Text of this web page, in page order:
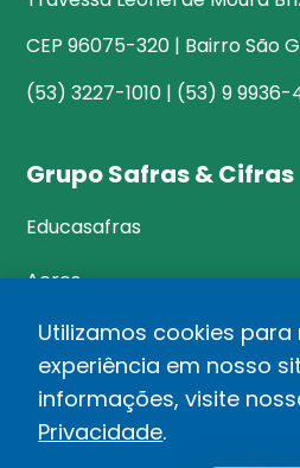
CEP 96075-320 | Bairro São
(53) 3227-1010 | (53) 9 9936-
Grupo Safras & Cifras
Educasafras
Acres
Relatório de
Utilizamos cookies
experiência em nosso
informações, visite
Privacidade.